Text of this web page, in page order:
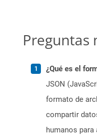
Preguntas
¿Qué es el
JSON
formato de
compartir
humanos